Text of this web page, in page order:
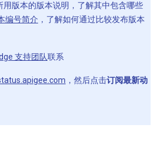
用版本的版本说明，了解其中包含哪些
编号简介 ，了解如何通过比较发布版本
支持团队联系
，然后点击订阅最新动